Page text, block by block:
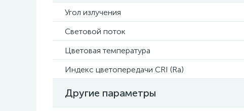
Угол излучения
Световой поток
Цветовая температура
Индекс цветопередачи CRI (Ra)
Другие параметры